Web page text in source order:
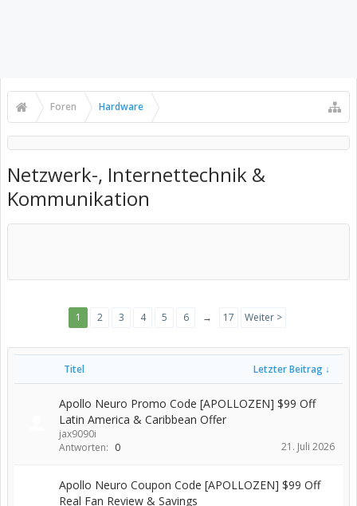
Foren Hardware
Netzwerk-, Internettechnik &
Kommunikation
1 2 3 4 5 6 → 17 Weiter >
Titel Letzter Beitrag ↓
Apollo Neuro Promo Code [APOLLOZEN] $99 Off
Latin America & Caribbean Offer
jax9090i
Antworten: 0 21. Juli 2026
Apollo Neuro Coupon Code [APOLLOZEN] $99 Off
Real Fan Review & Savings